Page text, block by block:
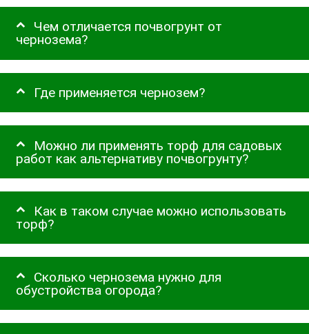
Чем отличается почвогрунт от
чернозема?
Где применяется чернозем?
Можно ли применять торф для садовых
работ как альтернативу почвогрунту?
Как в таком случае можно использовать
торф?
Сколько чернозема нужно для
обустройства огорода?